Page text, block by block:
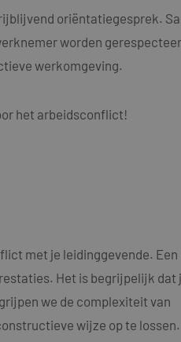
oriëntatiegesprek.
worden
werkomgeving.
het arbeidsconflict!
met je leidinggevende. Een
Het is begrijpelijk dat
we de complexiteit van
wijze op te lossen.
tussen veel
kunnen worden
mogelijk
te leveren,
informatie uit
eventuele
hij de genoemde
van Google)